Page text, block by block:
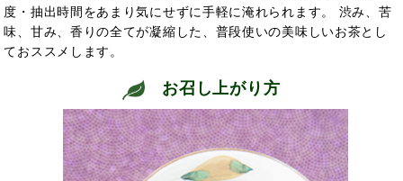
度・抽出時間をあまり気にせずに手軽に淹れられます。 渋み、苦
味、甘み、香りの全てが凝縮した、普段使いの美味しいお茶とし
ておススメします。
お召し上がり方